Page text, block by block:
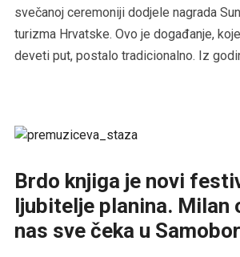
svečanoj ceremoniji dodjele nagrada
turizma Hrvatske. Ovo je događanje,
deveti put, postalo tradicionalno. Iz
Brdo knjiga je novi
ljubitelje planina. Milan
nas sve čeka u